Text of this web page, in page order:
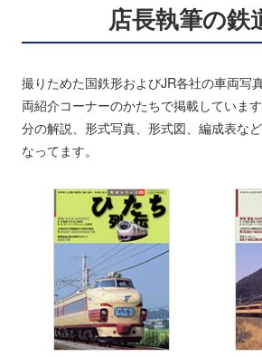
店長執筆の鉄
撮りためた国鉄形およびJR各社の車両写
両紹介コーナーのかたちで掲載していま
分の解説、形式写真、形式図、編成表な
なってます。